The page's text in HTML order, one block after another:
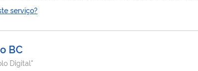
serviço?
BC
Digital"